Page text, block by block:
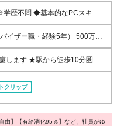
歴不問 ◆基本的なPCスキルを
できればOKです！ ～こん
～ ◎「人と話すことが好き」
方 ◎ブランクがあっても始め
の方
イザー職・経験5年） 500万
験1年） 550万円/51歳（マネ
＜上記は年収例です＞ ＝＝＝
考慮の
します ★駅から徒歩10分圏内
西新宿 ■丸の内オフィ
2-3 ■光が丘オフィス
連勤務地
クリップ
由】【有給消化95％】など、社員がゆ